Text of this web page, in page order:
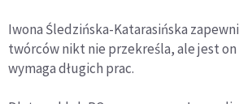
Iwona Śledzińska-Katarasińska
twórców nikt nie przekreśla, ale jest
wymaga długich prac.